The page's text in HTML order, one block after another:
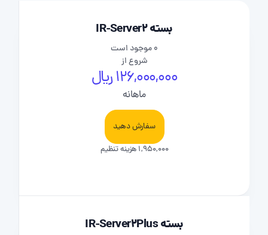
بسته IR-Server2
0 موجود است
شروع از
126,000,000 ریال
ماهانه
سفارش دهید
1,950,000 هزینه تنظیم
بسته IR-Server2Plus